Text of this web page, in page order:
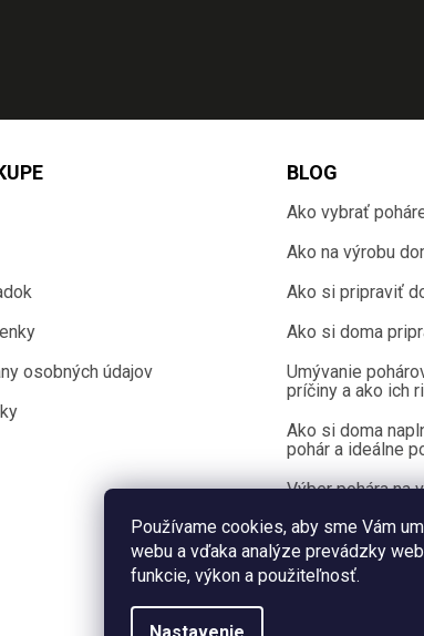
Používame cookies, aby sme Vám
webu a vďaka analýze prevádzky
funkcie, výkon a použiteľnosť.
osobných údajov
BLOG
Ako vybrať
Ako na výrobu
Ako si pripraviť
Ako si doma
Umývanie
príčiny a ako ich
Ako si doma
pohár a ideálne
Výber pohára na